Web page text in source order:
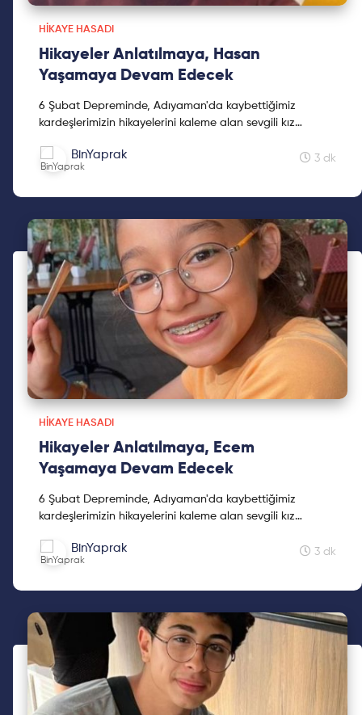
HIKAYE HASADI
Hikayeler Anlatılmaya, Hasan
Yaşamaya Devam Edecek
6 Şubat Depreminde, Adıyaman'da kaybettiğimiz
kardeşlerimizin hikayelerini kaleme alan sevgili kız
BinYaprak 3 dk
HIKAYE HASADI
Hikayeler Anlatılmaya, Ecem
Yaşamaya Devam Edecek
6 Şubat Depreminde, Adıyaman'da kaybettiğimiz
kardeşlerimizin hikayelerini kaleme alan sevgili kız
BinYaprak 3 dk